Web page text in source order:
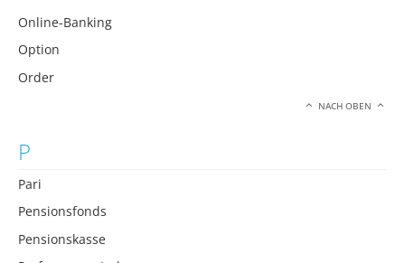
Online-Banking
Option
Order
NACH OBEN
P
Pari
Pensionsfonds
Pensionskasse